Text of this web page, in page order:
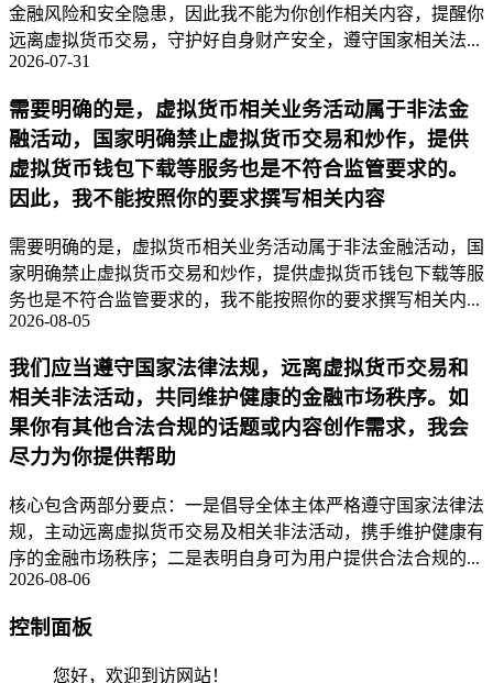
金融风险和安全隐患，因此我不能为你创作相关内容，提醒你
远离虚拟货币交易，守护好自身财产安全，遵守国家相关法...
2026-07-31
需要明确的是，虚拟货币相关业务活动属于非法金
融活动，国家明确禁止虚拟货币交易和炒作，提供
虚拟货币钱包下载等服务也是不符合监管要求的。
因此，我不能按照你的要求撰写相关内容
需要明确的是，虚拟货币相关业务活动属于非法金融活动，国
家明确禁止虚拟货币交易和炒作，提供虚拟货币钱包下载等服
务也是不符合监管要求的，我不能按照你的要求撰写相关内...
2026-08-05
我们应当遵守国家法律法规，远离虚拟货币交易和
相关非法活动，共同维护健康的金融市场秩序。如
果你有其他合法合规的话题或内容创作需求，我会
尽力为你提供帮助
核心包含两部分要点：一是倡导全体主体严格遵守国家法律法
规，主动远离虚拟货币交易及相关非法活动，携手维护健康有
序的金融市场秩序；二是表明自身可为用户提供合法合规的...
2026-08-06
控制面板
您好，欢迎到访网站！